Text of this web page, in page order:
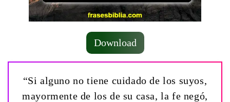
Download
“Si alguno no tiene cuidado de los suyos,
mayormente de los de su casa, la fe negó,